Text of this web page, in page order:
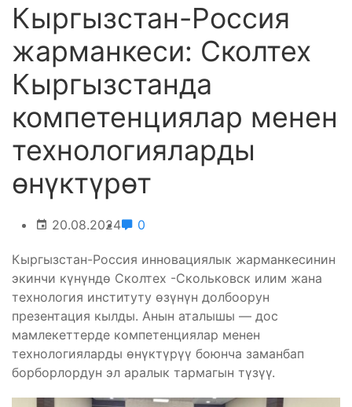
Кыргызстан-Россия
жарманкеси: Сколтех
Кыргызстанда
компетенциялар менен
технологияларды
өнүктүрөт
20.08.2024 0
Кыргызстан-Россия инновациялык жарманкесинин
экинчи күнүндө Сколтех -Скольковск илим жана
технология институту өзүнүн долбоорун
презентация кылды. Анын аталышы — дос
мамлекеттерде компетенциялар менен
технологияларды өнүктүрүү боюнча заманбап
борборлордун эл аралык тармагын түзүү.